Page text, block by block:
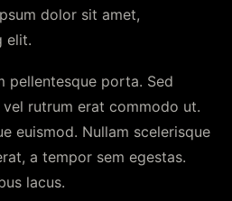
dolor sit amet,
elit.
pellentesque porta. Sed
rutrum erat commodo ut.
euismod. Nullam scelerisque
a tempor sem egestas.
lacus.